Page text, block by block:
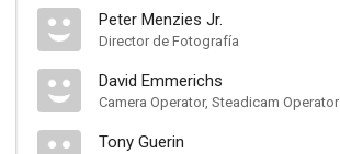
Peter Menzies Jr.
Director de Fotografía
David Emmerichs
Camera Operator, Steadicam Operator
Tony Guerin